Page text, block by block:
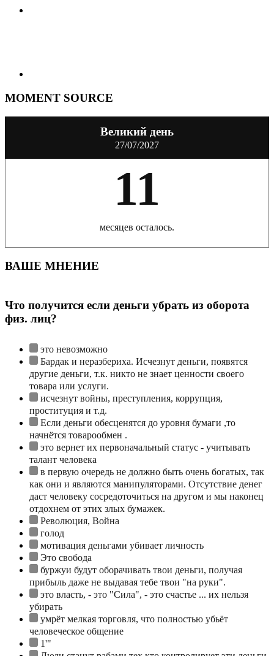
MOMENT SOURCE
Великий день
27/07/2027
11
месяцев осталось.
ВАШЕ МНЕНИЕ
Что получится если деньги убрать из оборота
физ. лиц?
это невозможно
Бардак и неразбериха. Исчезнут деньги, появятся
другие деньги, т.к. никто не знает ценности своего
товара или услуги.
исчезнут войны, преступления, коррупция,
проституция и т.д.
Если деньги обесценятся до уровня бумаги ,то
начнётся товарообмен .
это вернет их первоначальный статус - учитывать
талант человека
в первую очередь не должно быть очень богатых, так
как они и являются манипуляторами. Отсутствие денег
даст человеку сосредоточиться на другом и мы наконец
отдохнем от этих злых бумажек.
Революция, Война
голод
мотивация деньгами убивает личность
Это свобода
буржуи будут оборачивать твои деньги, получая
прибыль даже не выдавая тебе твои "на руки".
это власть, - это "Сила", - это счастье ... их нельзя
убирать
умрёт мелкая торговля, что полностью убьёт
человеческое общение
1'"